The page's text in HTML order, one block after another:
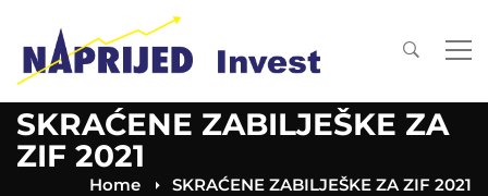
SKRAĆENE ZABILJEŠKE ZA
ZIF 2021
Home SKRAĆENE ZABILJEŠKE ZA ZIF 2021